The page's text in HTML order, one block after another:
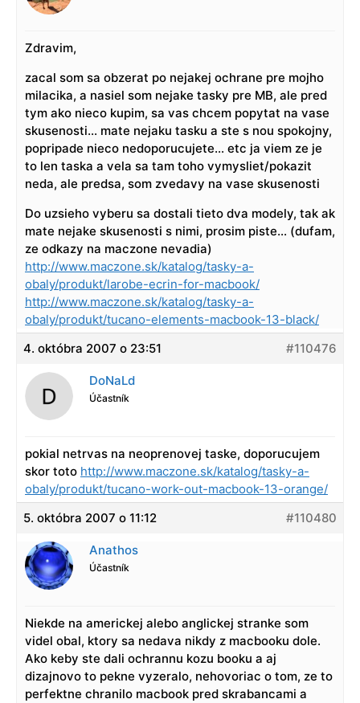
Zdravim,
zacal som sa obzerat po nejakej ochrane pre mojho
milacika, a nasiel som nejake tasky pre MB, ale pred
tym ako nieco kupim, sa vas chcem popytat na vase
skusenosti… mate nejaku tasku a ste s nou spokojny,
popripade nieco nedoporucujete… etc ja viem ze je
to len taska a vela sa tam toho vymysliet/pokazit
neda, ale predsa, som zvedavy na vase skusenosti
Do uzsieho vyberu sa dostali tieto dva modely, tak ak
mate nejake skusenosti s nimi, prosim piste… (dufam,
ze odkazy na maczone nevadia)
http://www.maczone.sk/katalog/tasky-a-
obaly/produkt/larobe-ecrin-for-macbook/
http://www.maczone.sk/katalog/tasky-a-
obaly/produkt/tucano-elements-macbook-13-black/
4. októbra 2007 o 23:51
#110476
DoNaLd
Účastník
pokial netrvas na neoprenovej taske, doporucujem
skor toto http://www.maczone.sk/katalog/tasky-a-
obaly/produkt/tucano-work-out-macbook-13-orange/
5. októbra 2007 o 11:12
#110480
Anathos
Účastník
Niekde na americkej alebo anglickej stranke som
videl obal, ktory sa nedava nikdy z macbooku dole.
Ako keby ste dali ochrannu kozu booku a aj
dizajnovo to pekne vyzeralo, nehovoriac o tom, ze to
perfektne chranilo macbook pred skrabancami a